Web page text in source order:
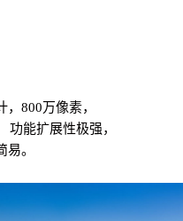
800万像素，
功能扩展性极强，
。